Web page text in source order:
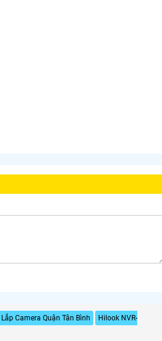
Camera Quận Tân Bình
Hilook NVR-